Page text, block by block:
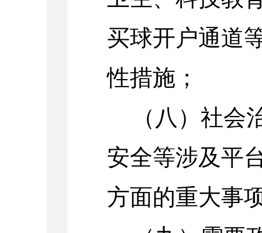
买球开户通道
性措施；
（八）社
安全等涉及平
方面的重大事